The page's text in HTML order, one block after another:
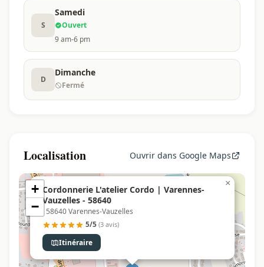
S
Samedi
Ouvert
9 am-6 pm
D
Dimanche
Fermé
Localisation Ouvrir dans Google Maps
Cordonnerie L'atelier Cordo | Varennes-
Vauzelles - 58640
, 58640 Varennes-Vauzelles
5/5 (3 avis)
Itinéraire
×
+
−